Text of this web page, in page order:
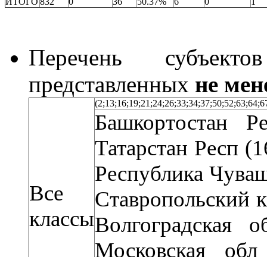
Перечень
представленных не
Все
классы
Башкортостан
Татарстан Респ
Республика
Ставропольский
Волгоградская
Московская